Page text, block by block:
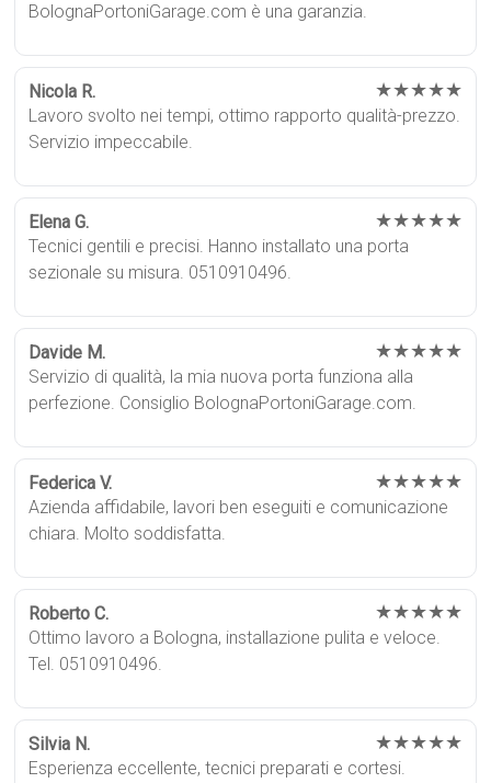
BolognaPortoniGarage.com è una garanzia.
Nicola R. ★★★★★
Lavoro svolto nei tempi, ottimo rapporto qualità-prezzo.
Servizio impeccabile.
Elena G. ★★★★★
Tecnici gentili e precisi. Hanno installato una porta
sezionale su misura. 0510910496.
Davide M. ★★★★★
Servizio di qualità, la mia nuova porta funziona alla
perfezione. Consiglio BolognaPortoniGarage.com.
Federica V. ★★★★★
Azienda affidabile, lavori ben eseguiti e comunicazione
chiara. Molto soddisfatta.
Roberto C. ★★★★★
Ottimo lavoro a Bologna, installazione pulita e veloce.
Tel. 0510910496.
Silvia N. ★★★★★
Esperienza eccellente, tecnici preparati e cortesi.